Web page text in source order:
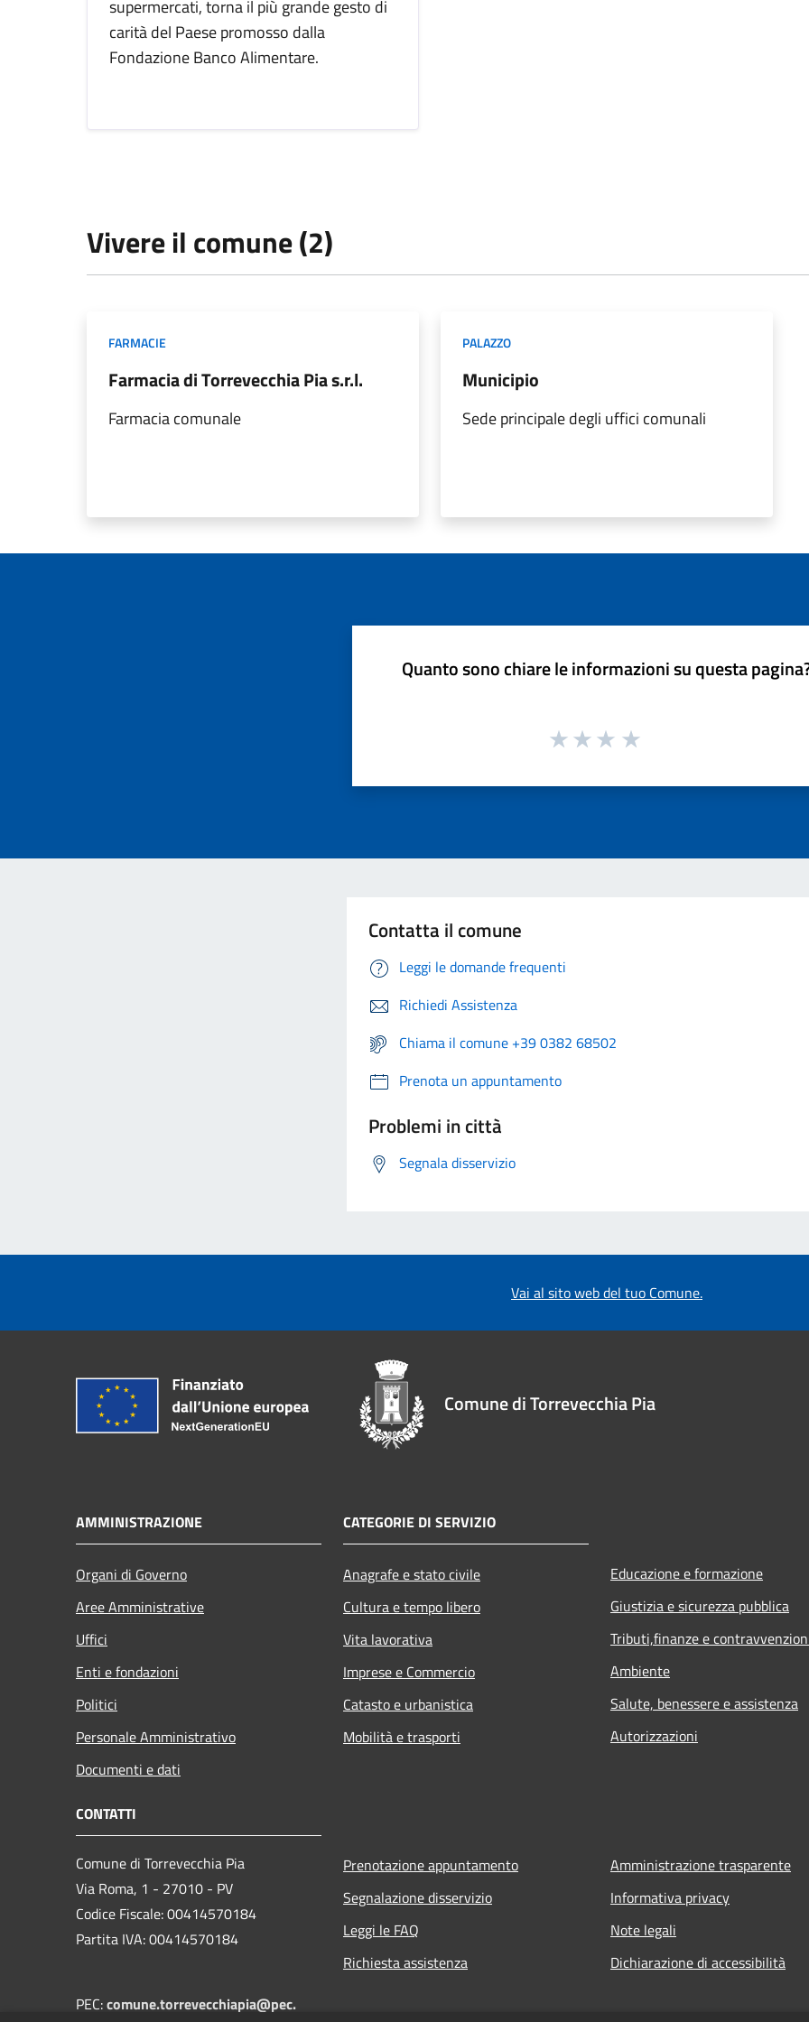
supermercati, torna il più grande gesto di
carità del Paese promosso dalla
Fondazione Banco Alimentare.
Vivere il comune (2)
FARMACIE
Farmacia di Torrevecchia Pia s.r.l.
Farmacia comunale
PALAZZO
Municipio
Sede principale degli uffici comunali
Quanto sono chiare le informazioni su questa
Contatta il comune
Leggi le domande frequenti
Richiedi Assistenza
Chiama il comune +39 0382 68502
Prenota un appuntamento
Problemi in città
Segnala disservizio
Vai al sito web del tuo Comune.
Comune di Torrevecchia Pia
AMMINISTRAZIONE
Organi di Governo
Aree Amministrative
Uffici
Enti e fondazioni
Politici
Personale Amministrativo
Documenti e dati
CATEGORIE DI SERVIZIO
Anagrafe e stato civile
Cultura e tempo libero
Vita lavorativa
Imprese e Commercio
Catasto e urbanistica
Mobilità e trasporti
Educazione e formazione
Giustizia e sicurezza pubblica
Tributi,finanze e
Ambiente
Salute, benessere e assistenza
Autorizzazioni
CONTATTI
Comune di Torrevecchia Pia
Via Roma, 1 - 27010 - PV
Codice Fiscale: 00414570184
Partita IVA: 00414570184
PEC:comune.torrevecchiapia@pec.
Prenotazione appuntamento
Segnalazione disservizio
Leggi le FAQ
Richiesta assistenza
Amministrazione trasparente
Informativa privacy
Note legali
Dichiarazione di accessibilità